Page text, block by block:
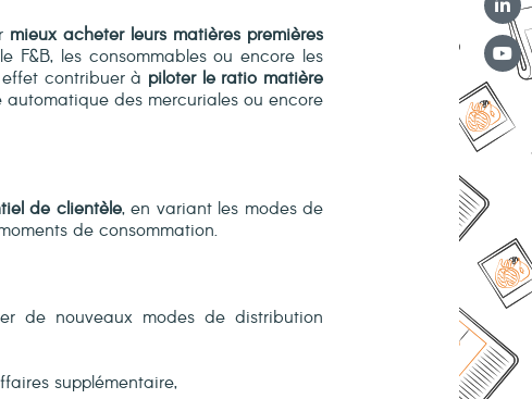
mieux acheter leurs matières premières
les consommables ou encore les
contribuer à piloter le ratio matière
des mercuriales ou encore
de clientèle, en variant les modes de
de consommation.
de nouveaux modes de distribution
supplémentaire,